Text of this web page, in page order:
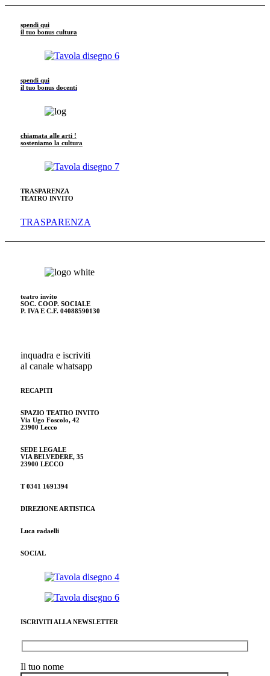
spendi qui
il tuo bonus cultura
spendi qui
il tuo bonus docenti
chiamata alle arti !
sosteniamo la cultura
TRASPARENZA
TEATRO INVITO
TRASPARENZA
teatro invito
SOC. COOP. SOCIALE
P. IVA E C.F. 04088590130
inquadra e iscriviti
al canale whatsapp
RECAPITI
SPAZIO TEATRO INVITO
Via Ugo Foscolo, 42
23900 Lecco
SEDE LEGALE
VIA BELVEDERE, 35
23900 LECCO
T0341 1691394
DIREZIONE ARTISTICA
Luca radaelli
SOCIAL
ISCRIVITI ALLA NEWSLETTER
Il tuo nome